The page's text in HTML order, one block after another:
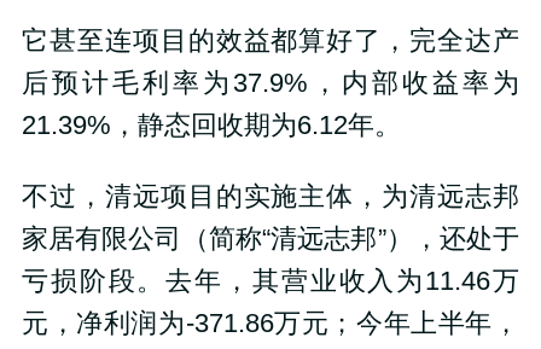
它甚至连项目的效益都算好了，完全达产
后预计毛利率为37.9%，内部收益率为
21.39%，静态回收期为6.12年。
不过，清远项目的实施主体，为清远志邦
家居有限公司（简称“清远志邦”），还处于
亏损阶段。去年，其营业收入为11.46万
元，净利润为-371.86万元；今年上半年，